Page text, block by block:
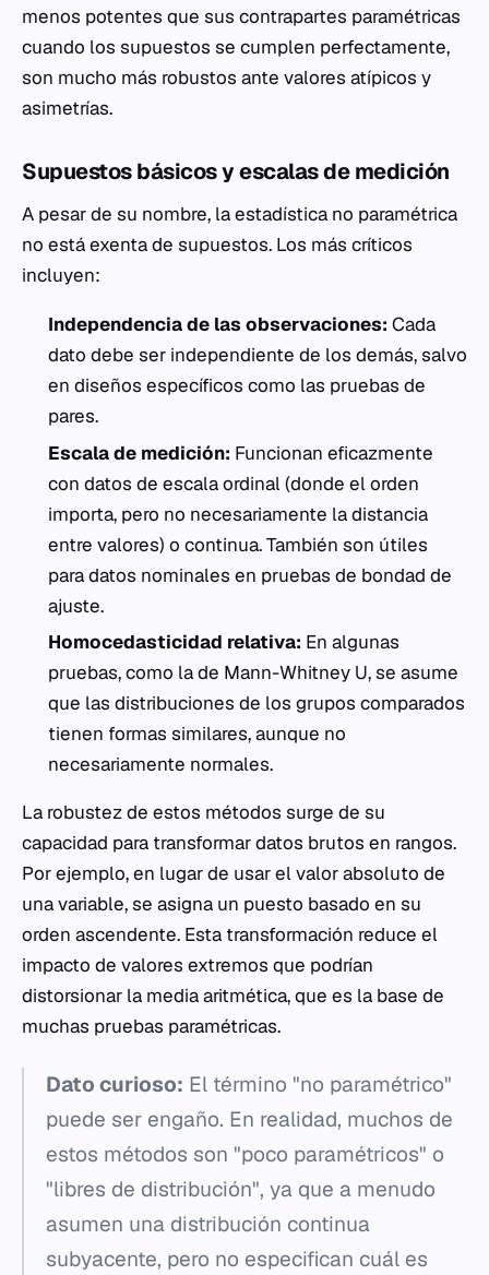
menos potentes que sus contrapartes paramétricas
cuando los supuestos se cumplen perfectamente,
son mucho más robustos ante valores atípicos y
asimetrías.
Supuestos básicos y escalas de medición
A pesar de su nombre, la estadística no paramétrica
no está exenta de supuestos. Los más críticos
incluyen:
Independencia de las observaciones: Cada
dato debe ser independiente de los demás, salvo
en diseños específicos como las pruebas de
pares.
Escala de medición: Funcionan eficazmente
con datos de escala ordinal (donde el orden
importa, pero no necesariamente la distancia
entre valores) o continua. También son útiles
para datos nominales en pruebas de bondad de
ajuste.
Homocedasticidad relativa: En algunas
pruebas, como la de Mann-Whitney U, se asume
que las distribuciones de los grupos comparados
tienen formas similares, aunque no
necesariamente normales.
La robustez de estos métodos surge de su
capacidad para transformar datos brutos en rangos.
Por ejemplo, en lugar de usar el valor absoluto de
una variable, se asigna un puesto basado en su
orden ascendente. Esta transformación reduce el
impacto de valores extremos que podrían
distorsionar la media aritmética, que es la base de
muchas pruebas paramétricas.
Dato curioso: El término "no paramétrico"
puede ser engaño. En realidad, muchos de
estos métodos son "poco paramétricos" o
"libres de distribución", ya que a menudo
asumen una distribución continua
subyacente, pero no especifican cuál es